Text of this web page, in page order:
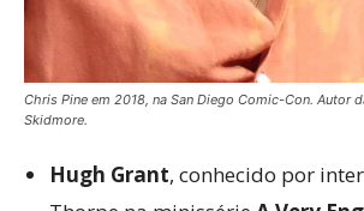
Chris Pine em 2018, na San Diego Comic-Con. Autor
Skidmore.
Hugh Grant, conhecido por